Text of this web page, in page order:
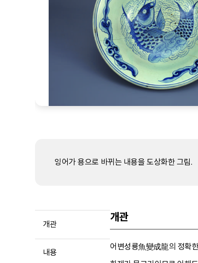
잉어가 용으로 바뀌는 내용을 도상화한 그림.
개관
내용
개관
어변성룡魚變成龍의 정확